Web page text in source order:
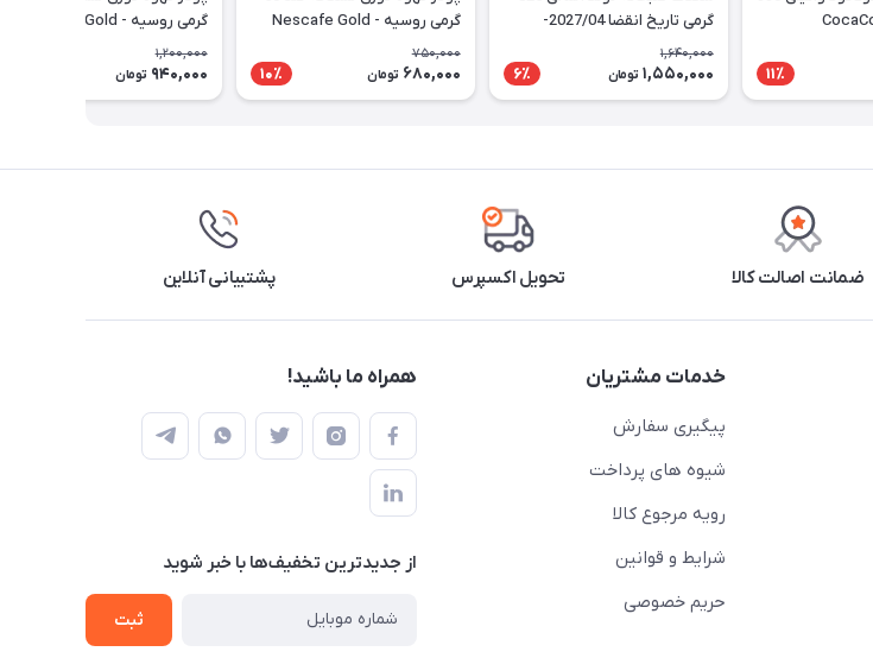
11٪
گرمی تاریخ انقضا 2027/04-
Nutella
1,640,000
1,550,000 تومان 6٪
گرمی روسیه - Nescafe Gold
Instant Coffee
750,000
680,000 تومان 10٪
گرمی روسیه - Nescafe Gold
Instant Coffee
1,200,000
940,000 تومان
ضمانت اصالت کالا تحویل اکسپرس پشتیبانی آنلاین
خدمات مشتریان
پیگیری سفارش
شیوه های پرداخت
رویه مرجوع کالا
شرایط و قوانین
حریم خصوصی
همراه ما باشید!
از جدید‌ترین تخفیف‌ها با‌ خبر شوید
ثبت